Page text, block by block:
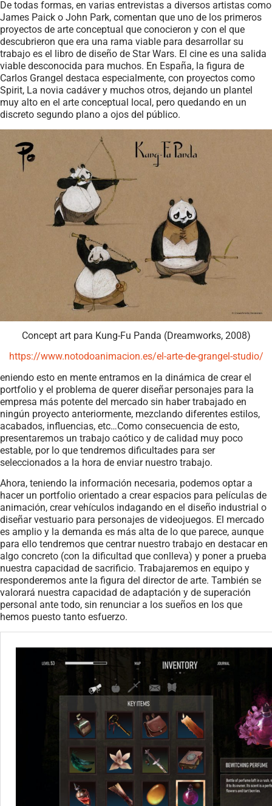
De todas formas, en varias entrevistas a diversos artistas como
James Paick o John Park, comentan que uno de los primeros
proyectos de arte conceptual que conocieron y con el que
descubrieron que era una rama viable para desarrollar su
trabajo es el libro de diseño de Star Wars. El cine es una salida
viable desconocida para muchos. En España, la figura de
Carlos Grangel destaca especialmente, con proyectos como
Spirit, La novia cadáver y muchos otros, dejando un plantel
muy alto en el arte conceptual local, pero quedando en un
discreto segundo plano a ojos del público.
Concept art para Kung-Fu Panda (Dreamworks, 2008)
https://www.notodoanimacion.es/el-arte-de-grangel-studio/
eniendo esto en mente entramos en la dinámica de crear el
portfolio y el problema de querer diseñar personajes para la
empresa más potente del mercado sin haber trabajado en
ningún proyecto anteriormente, mezclando diferentes estilos,
acabados, influencias, etc…Como consecuencia de esto,
presentaremos un trabajo caótico y de calidad muy poco
estable, por lo que tendremos dificultades para ser
seleccionados a la hora de enviar nuestro trabajo.
Ahora, teniendo la información necesaria, podemos optar a
hacer un portfolio orientado a crear espacios para películas de
animación, crear vehículos indagando en el diseño industrial o
diseñar vestuario para personajes de videojuegos. El mercado
es amplio y la demanda es más alta de lo que parece, aunque
para ello tendremos que centrar nuestro trabajo en destacar en
algo concreto (con la dificultad que conlleva) y poner a prueba
nuestra capacidad de sacrificio. Trabajaremos en equipo y
responderemos ante la figura del director de arte. También se
valorará nuestra capacidad de adaptación y de superación
personal ante todo, sin renunciar a los sueños en los que
hemos puesto tanto esfuerzo.